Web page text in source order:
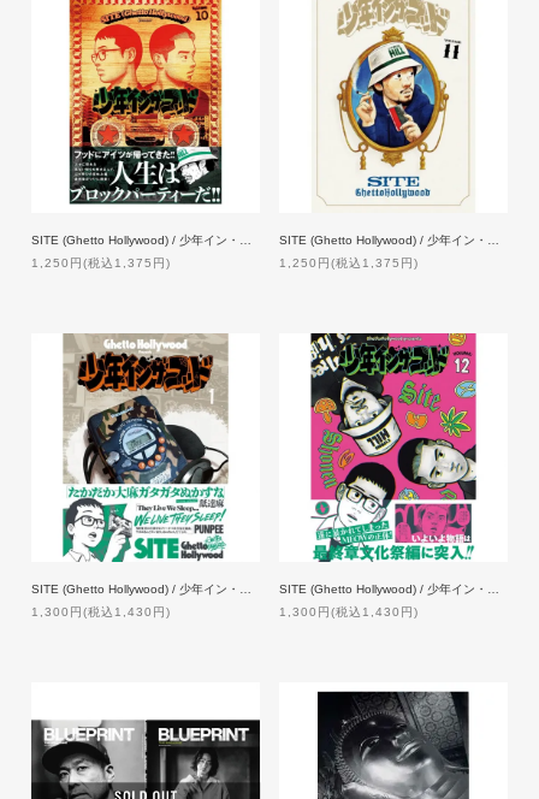
1,250円(税込1,375円)
1,250円(税込1,375円)
1,300円(税込1,430円)
1,300円(税込1,430円)